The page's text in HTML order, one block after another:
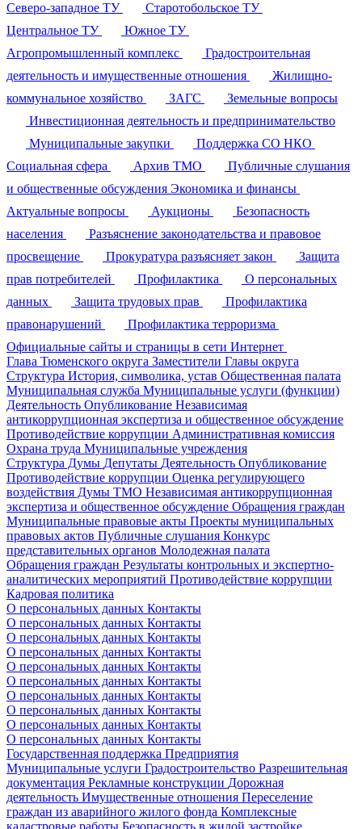
Северо-западное ТУ
Старотобольское ТУ
Центральное ТУ
Южное ТУ
Агропромышленный комплекс
Градостроительная
деятельность и имущественные отношения
Жилищно-
коммунальное хозяйство
ЗАГС
Земельные вопросы
Инвестиционная деятельность и предпринимательство
Муниципальные закупки
Поддержка СО НКО
Социальная сфера
Архив ТМО
Публичные слушания
и общественные обсуждения Экономика и финансы
Актуальные вопросы
Аукционы
Безопасность
населения
Разъяснение законодательства и правовое
просвещение
Прокуратура разъясняет закон
Защита
прав потребителей
Профилактика
О персональных
данных
Защита трудовых прав
Профилактика
правонарушений
Профилактика терроризма
Официальные сайты и страницы в сети Интернет
Глава Тюменского округа Заместители Главы округа
Структура История, символика, устав Общественная палата
Муниципальная служба Муниципальные услуги (функции)
Деятельность Опубликование Независимая
антикоррупционная экспертиза и общественное обсуждение
Противодействие коррупции Административная комиссия
Охрана труда Муниципальные учреждения
Структура Думы Депутаты Деятельность Опубликование
Противодействие коррупции Оценка регулирующего
воздействия Думы ТМО Независимая антикоррупционная
экспертиза и общественное обсуждение Обращения граждан
Муниципальные правовые акты Проекты муниципальных
правовых актов Публичные слушания Конкурс
представительных органов Молодежная палата
Обращения граждан Результаты контрольных и экспертно-
аналитических мероприятий Противодействие коррупции
Кадровая политика
О персональных данных Контакты
О персональных данных Контакты
О персональных данных Контакты
О персональных данных Контакты
О персональных данных Контакты
О персональных данных Контакты
О персональных данных Контакты
О персональных данных Контакты
О персональных данных Контакты
О персональных данных Контакты
Государственная поддержка Предприятия
Муниципальные услуги Градостроительство Разрешительная
документация Рекламные конструкции Дорожная
деятельность Имущественные отношения Переселение
граждан из аварийного жилого фонда Комплексные
кадастровые работы Безопасность в жилой застройке